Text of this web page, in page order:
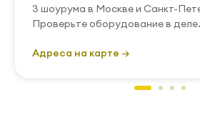
3 шоурума в Москве и Санкт-
Проверьте оборудование в деле.
Адреса на карте →